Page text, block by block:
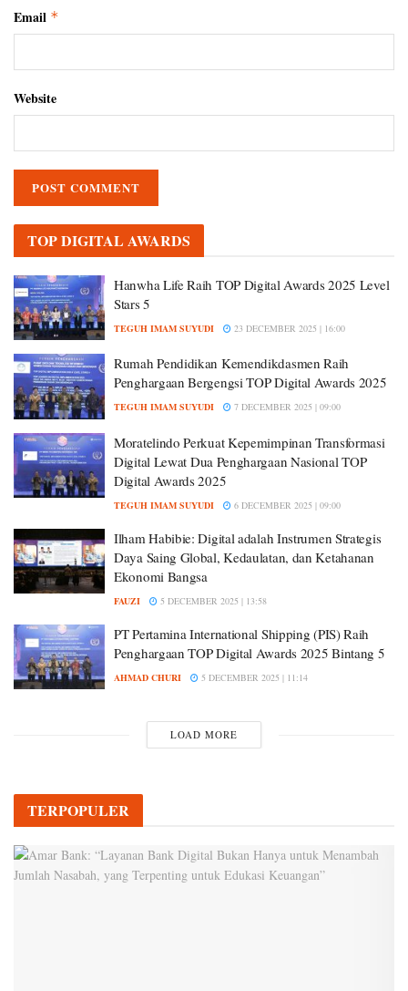
Email *
Website
TOP DIGITAL AWARDS
Hanwha Life Raih TOP Digital Awards 2025 Level
Stars 5
TEGUH IMAM SUYUDI 23 DECEMBER 2025 | 16:00
Rumah Pendidikan Kemendikdasmen Raih
Penghargaan Bergengsi TOP Digital Awards 2025
TEGUH IMAM SUYUDI 7 DECEMBER 2025 | 09:00
Moratelindo Perkuat Kepemimpinan Transformasi
Digital Lewat Dua Penghargaan Nasional TOP
Digital Awards 2025
TEGUH IMAM SUYUDI 6 DECEMBER 2025 | 09:00
Ilham Habibie: Digital adalah Instrumen Strategis
Daya Saing Global, Kedaulatan, dan Ketahanan
Ekonomi Bangsa
FAUZI 5 DECEMBER 2025 | 13:58
PT Pertamina International Shipping (PIS) Raih
Penghargaan TOP Digital Awards 2025 Bintang 5
AHMAD CHURI 5 DECEMBER 2025 | 11:14
LOAD MORE
TERPOPULER